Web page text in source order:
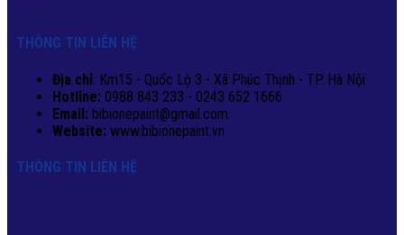
THÔNG TIN LIÊN HỆ
Địa chỉ: Km15 - Quốc Lộ 3 - Xã Phúc Thịnh - TP. Hà Nội
Hotline: 0988 843 233 - 0243 652 1666
Email: bibionepaint@gmail.com
Website: www.bibionepaint.vn
THÔNG TIN LIÊN HỆ